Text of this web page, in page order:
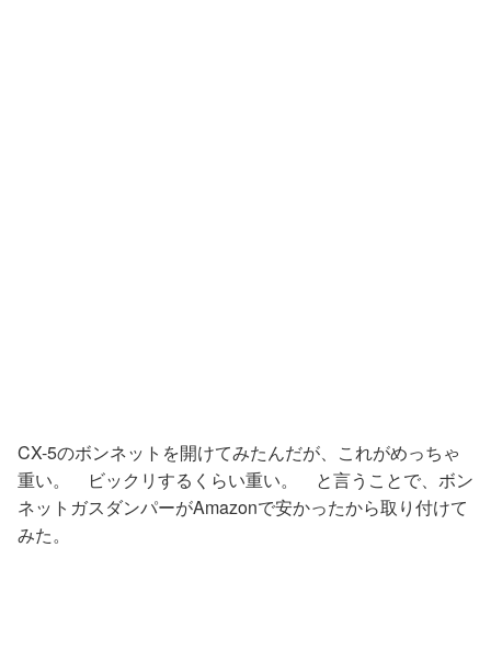
CX-5のボンネットを開けてみたんだが、これがめっちゃ
重い。 ビックリするくらい重い。 と言うことで、ボン
ネットガスダンパーがAmazonで安かったから取り付けて
みた。